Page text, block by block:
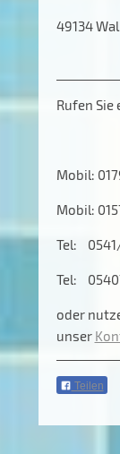
49134
Rufen
Mobil:
Mobil:
Tel:
Tel:
oder
unser
Teilen